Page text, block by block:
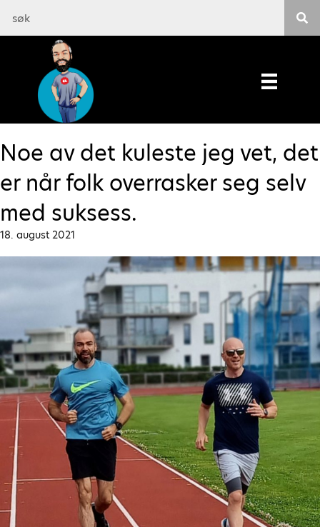
Noe av det kuleste jeg vet, det
er når folk overrasker seg selv
med suksess.
18. august 2021